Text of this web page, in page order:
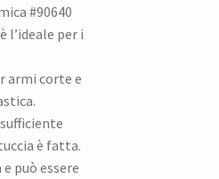
#90640
l’ideale per i
armi corte e
è fatta.
può essere